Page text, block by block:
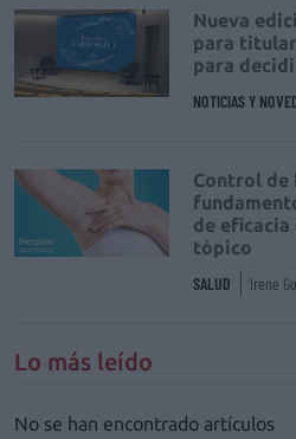
Nueva
para
para
NOTICIAS Y
Control de
de
tópico
SALUD Irene
Lo más leído
No se han encontrado artículos